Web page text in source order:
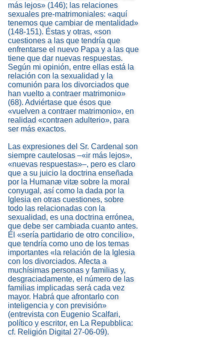
más lejos» (146); las relaciones
sexuales pre-matrimoniales: «aquí
tenemos que cambiar de mentalidad»
(148-151). Éstas y otras, «son
cuestiones a las que tendría que
enfrentarse el nuevo Papa y a las que
tiene que dar nuevas respuestas.
Según mi opinión, entre ellas está la
relación con la sexualidad y la
comunión para los divorciados que
han vuelto a contraer matrimonio»
(68). Adviértase que ésos que
«vuelven a contraer matrimonio», en
realidad «contraen adulterio», para
ser más exactos.
Las expresiones del Sr. Cardenal son
siempre cautelosas –«ir más lejos»,
«nuevas respuestas»–, pero es claro
que a su juicio la doctrina enseñada
por la Humanæ vitæ sobre la moral
conyugal, así como la dada por la
Iglesia en otras cuestiones, sobre
todo las relacionadas con la
sexualidad, es una doctrina errónea,
que debe ser cambiada cuanto antes.
Él «sería partidario de otro concilio»,
que tendría como uno de los temas
importantes «la relación de la Iglesia
con los divorciados. Afecta a
muchísimas personas y familias y,
desgraciadamente, el número de las
familias implicadas será cada vez
mayor. Habrá que afrontarlo con
inteligencia y con previsión»
(entrevista con Eugenio Scalfari,
político y escritor, en La Repubblica:
cf. Religión Digital 27-06-09).